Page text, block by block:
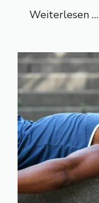
Weiterlesen …